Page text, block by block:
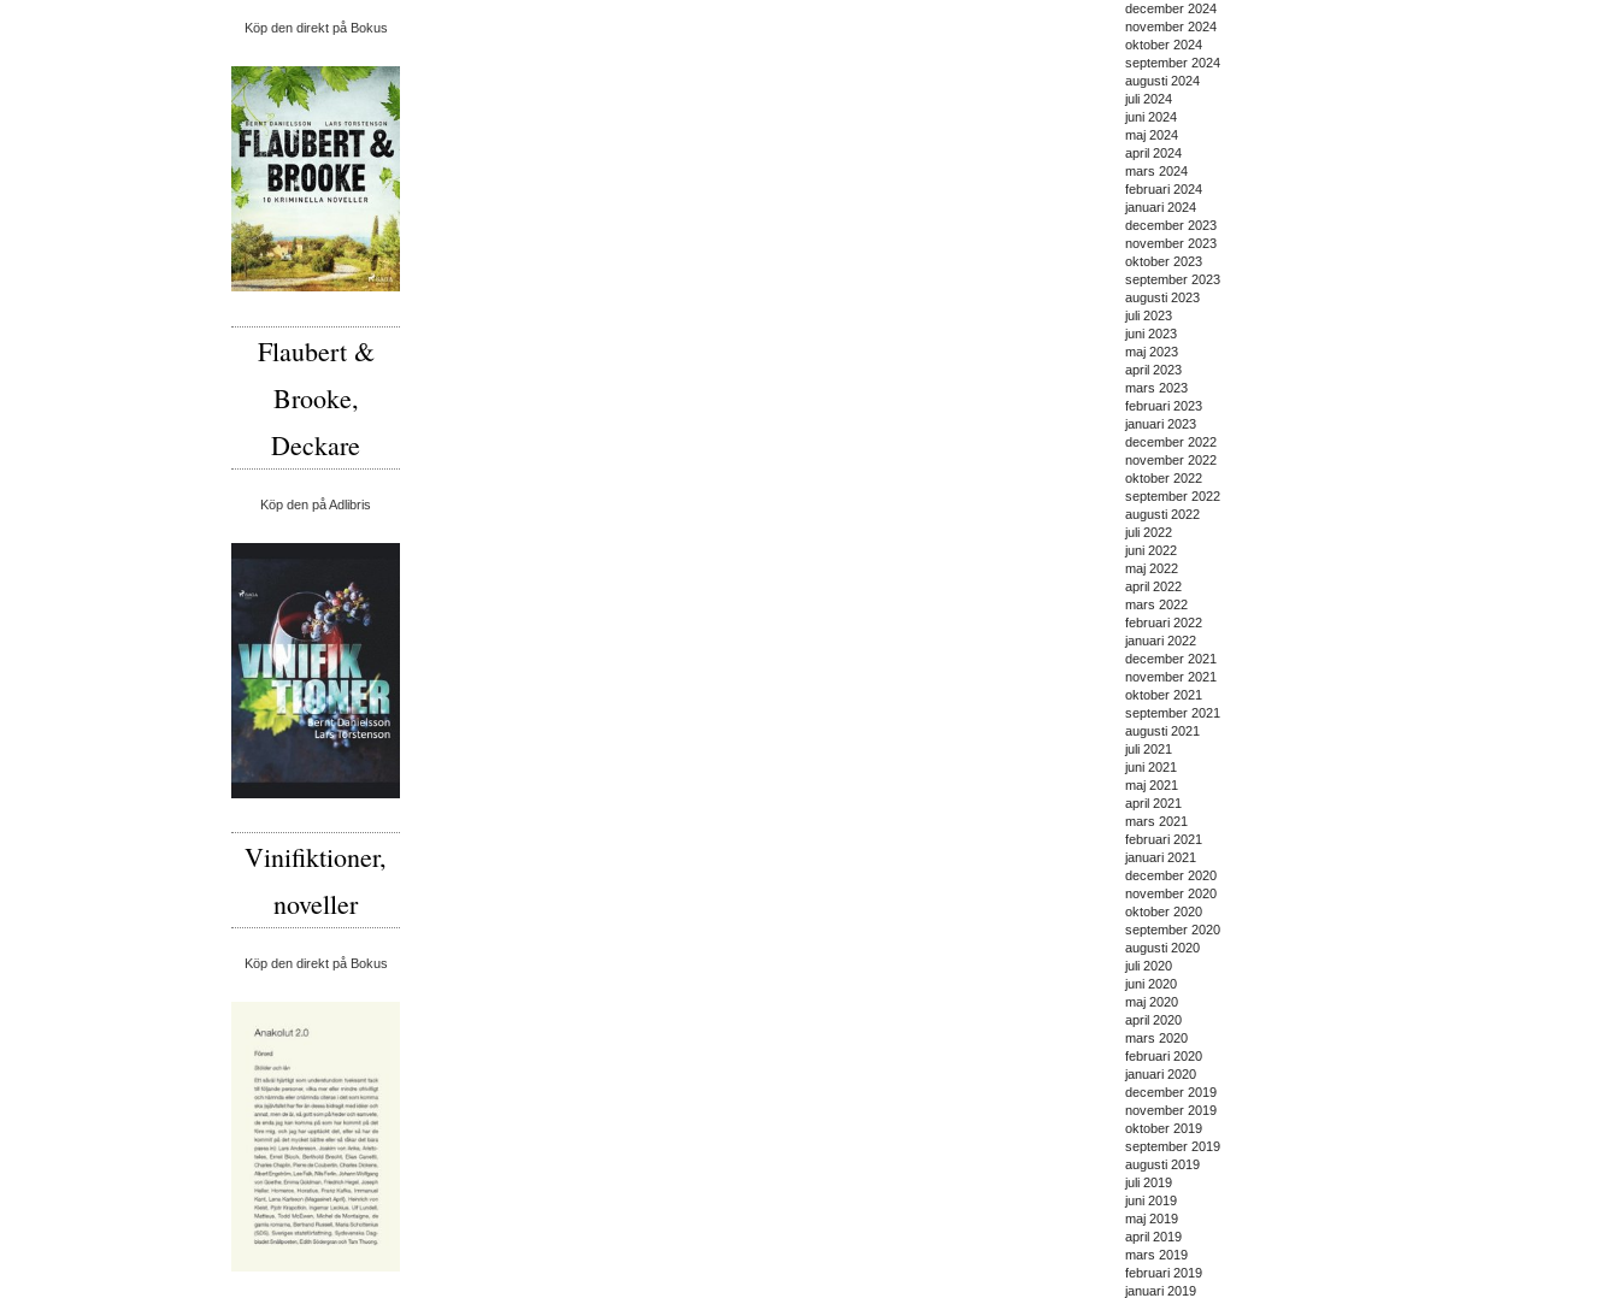
december 2024
november 2024
oktober 2024
september 2024
augusti 2024
juli 2024
juni 2024
maj 2024
april 2024
mars 2024
februari 2024
januari 2024
december 2023
november 2023
oktober 2023
september 2023
augusti 2023
juli 2023
juni 2023
maj 2023
april 2023
mars 2023
februari 2023
januari 2023
december 2022
november 2022
oktober 2022
september 2022
augusti 2022
juli 2022
juni 2022
maj 2022
april 2022
mars 2022
februari 2022
januari 2022
december 2021
november 2021
oktober 2021
september 2021
augusti 2021
juli 2021
juni 2021
maj 2021
april 2021
mars 2021
februari 2021
januari 2021
december 2020
november 2020
oktober 2020
september 2020
augusti 2020
juli 2020
juni 2020
maj 2020
april 2020
mars 2020
februari 2020
januari 2020
december 2019
november 2019
oktober 2019
september 2019
augusti 2019
juli 2019
juni 2019
maj 2019
april 2019
mars 2019
februari 2019
januari 2019
Köp den direkt på Bokus
Flaubert &
Brooke,
Deckare
Köp den på Adlibris
Vinifiktioner,
noveller
Köp den direkt på Bokus